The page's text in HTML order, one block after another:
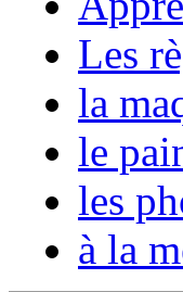
Les
la
le
les
à la